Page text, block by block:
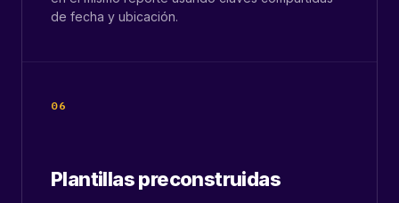
de fecha y ubicación.
06
Plantillas preconstruidas